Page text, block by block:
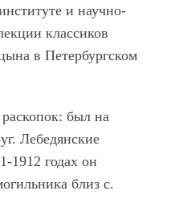
и научно-
классиков
в Петербургском
был на
Лебедянские
годах он
близ с.